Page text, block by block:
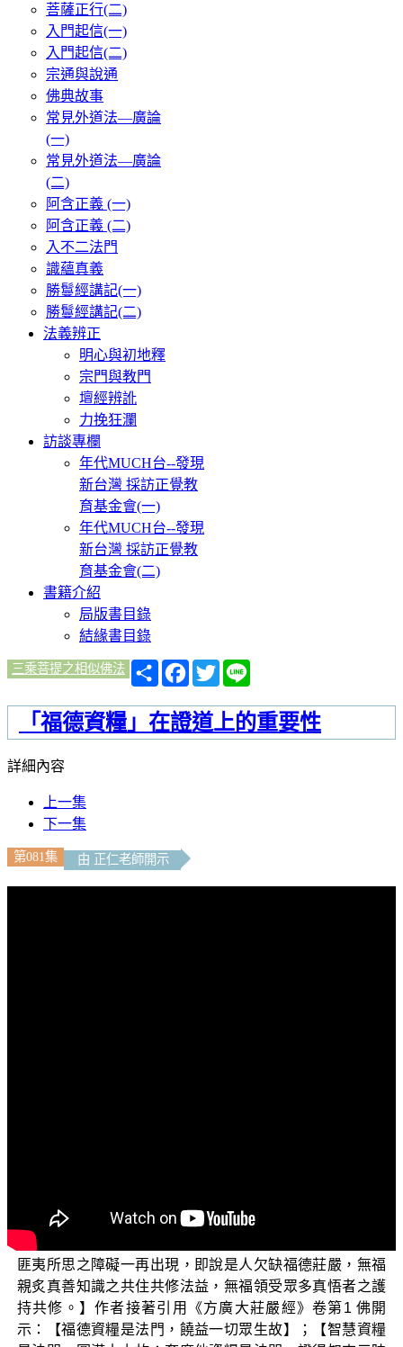
菩薩正行(二)
入門起信(一)
入門起信(二)
宗通與說通
佛典故事
常見外道法—廣論
(一)
常見外道法—廣論
(二)
阿含正義 (一)
阿含正義 (二)
入不二法門
識蘊真義
勝鬘經講記(一)
勝鬘經講記(二)
法義辨正
明心與初地釋
宗門與教門
壇經辨訛
力挽狂瀾
訪談專欄
年代MUCH台--發現
新台灣 採訪正覺教
育基金會(一)
年代MUCH台--發現
新台灣 採訪正覺教
育基金會(二)
書籍介紹
局版書目錄
結緣書目錄
三乘菩提之相似佛法
分
享
Facebook
Twitter
「福德資糧」在證道上的重要性
詳細內容
上一集
下一集
第081集 由 正仁老師開示
道故，于外門修六度萬行，而偏重般若與禪定，于佈施持
戒忍辱三度未曾用心修集，導致求悟時之種種障礙，乃至
匪夷所思之障礙一再出現，即說是人欠缺福德莊嚴，無福
親炙真善知識之共住共修法益，無福領受眾多真悟者之護
持共修。】作者接著引用《方廣大莊嚴經》卷第1 佛開
示：【福德資糧是法門，饒益一切眾生故】；【智慧資糧